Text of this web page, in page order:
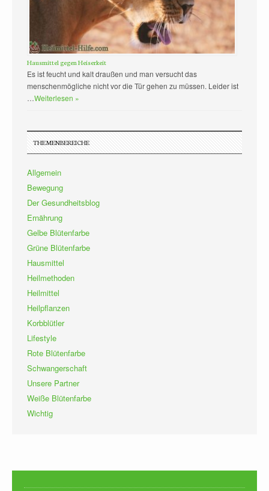
Hausmittel gegen Heiserkeit
Es ist feucht und kalt draußen und man versucht das
menschenmögliche nicht vor die Tür gehen zu müssen. Leider ist
…Weiterlesen »
THEMENBEREICHE
Allgemein
Bewegung
Der Gesundheitsblog
Ernährung
Gelbe Blütenfarbe
Grüne Blütenfarbe
Hausmittel
Heilmethoden
Heilmittel
Heilpflanzen
Korbblütler
Lifestyle
Rote Blütenfarbe
Schwangerschaft
Unsere Partner
Weiße Blütenfarbe
Wichtig